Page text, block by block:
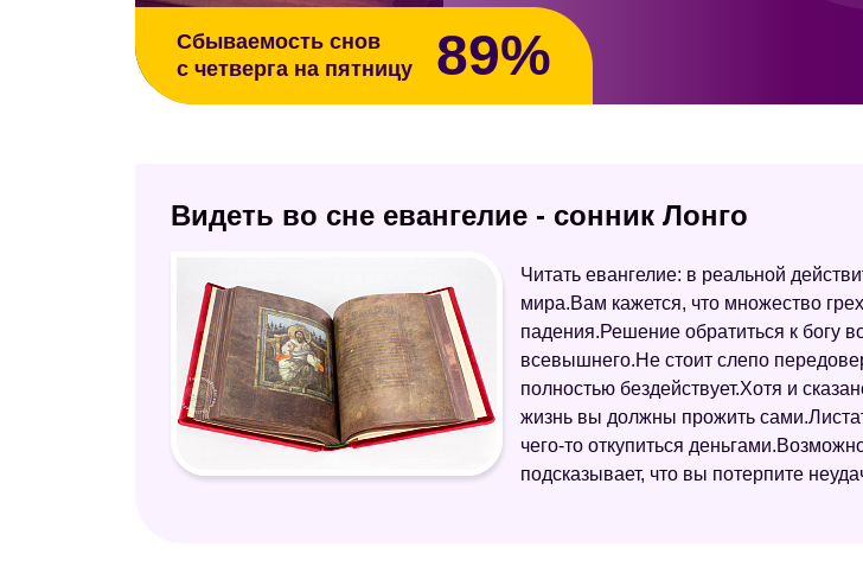
Сбываемость снов
с четверга на пятницу
89%
Видеть во сне евангелие - сонник Лонго
Читать евангелие: в реальной
мира.Вам кажется, что множество
падения.Решение обратиться к богу
всевышнего.Не стоит слепо
полностью бездействует.Хотя и
жизнь вы должны прожить
чего-то откупиться
подсказывает, что вы потерпите